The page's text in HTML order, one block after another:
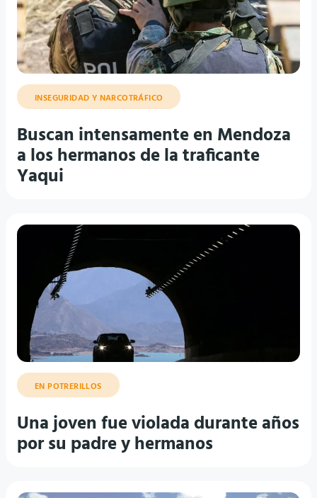
INSEGURIDAD Y NARCOTRÁFICO
Buscan intensamente en Mendoza
a los hermanos de la traficante
Yaqui
EN POTRERILLOS
Una joven fue violada durante años
por su padre y hermanos